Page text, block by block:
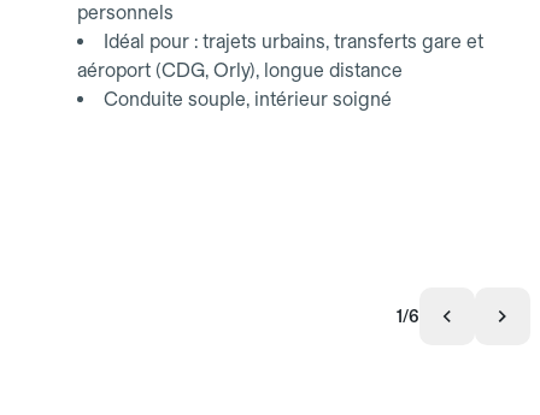
personnels
Idéal pour : trajets urbains, transferts gare et
aéroport (CDG, Orly), longue distance
Conduite souple, intérieur soigné
1/6